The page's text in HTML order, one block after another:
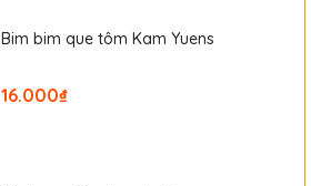
Bim bim que tôm Kam Yuens
16.000₫